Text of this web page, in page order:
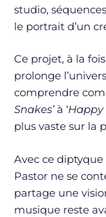
studio,
le portrait d’un
Ce projet, à la
prolonge
comprendre
Snakes’à ‘Happy
plus vaste sur la
Avec ce
Pastor ne se
partage une
musique reste